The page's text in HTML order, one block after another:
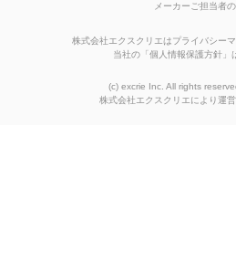
メーカーご担当者
株式会社エクスクリエはプライバシー
当社の 「個人情報保護方針 」
(c) excrie Inc. All rights
株式会社エクスクリエにより運